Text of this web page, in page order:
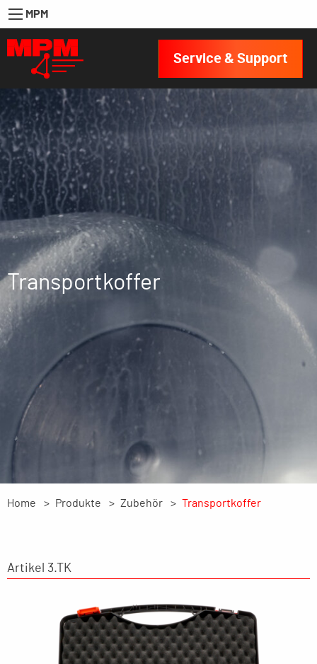
MPM
Service & Support
Transportkoffer
Home Produkte Zubehör Transportkoffer
Artikel 3.TK